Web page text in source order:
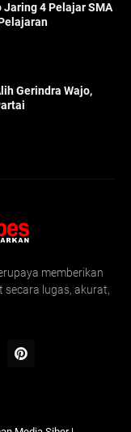
Jaring 4 Pelajar SMA
Gerindra Wajo,
memberikan
lugas, akurat,